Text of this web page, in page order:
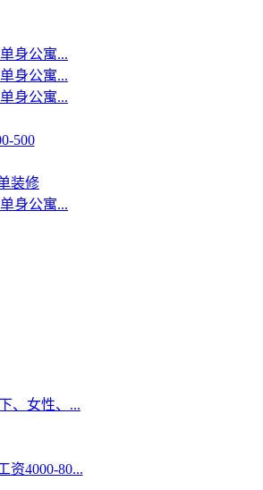
身公寓...
身公寓...
身公寓...
500
装修
身公寓...
、女性、...
资4000-80...